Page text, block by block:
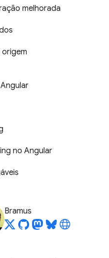
melhorada
no Angular
Bramus